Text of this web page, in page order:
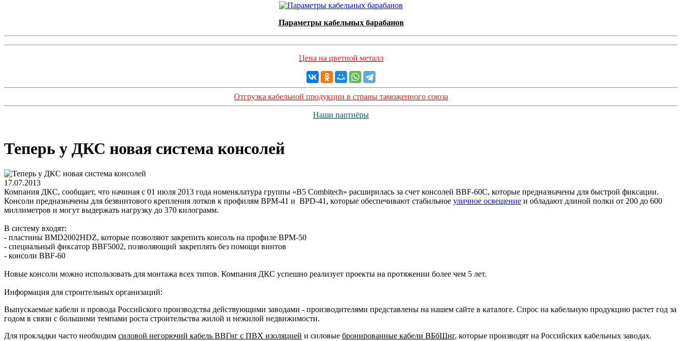
Параметры кабельных барабанов
Цена на цветной металл
Отгрузка кабельной продукции в страны таможенного союза
Наши партнёры
Теперь у ДКС новая система консолей
17.07.2013
Компания ДКС, сообщает, что начиная с 01 июля 2013 года номенклатура группы «B5 Combitech» расширилась за счет консолей BBF-60C, которые предназначены для быстрой фиксации.
Консоли предназначены для безвинтового крепления лотков к профилям BPM-41 и BPD-41, которые обеспечивают стабильное уличное освещение и обладают длиной полки от 200 до 600
миллиметров и могут выдержать нагрузку до 370 килограмм.
В систему входят:
- пластины BMD2002HDZ, которые позволяют закрепить консоль на профиле BPM-50
- специальный фиксатор BBF5002, позволяющий закреплять без помощи винтов
- консоли BBF-60
Новые консоли можно использовать для монтажа всех типов. Компания ДКС успешно реализует проекты на протяжении более чем 5 лет.
Информация для строительных организаций:
Выпускаемые кабели и провода Российского производства действующими заводами - производителями представлены на нашем сайте в каталоге. Спрос на кабельную продукцию растет год за
годом в связи с большими темпами роста строительства жилой и нежилой недвижимости.
Для прокладки часто необходим силовой негорючий кабель ВВГнг с ПВХ изоляцией и силовые бронированные кабели ВБбШнг, которые производят на Российских кабельных заводах.